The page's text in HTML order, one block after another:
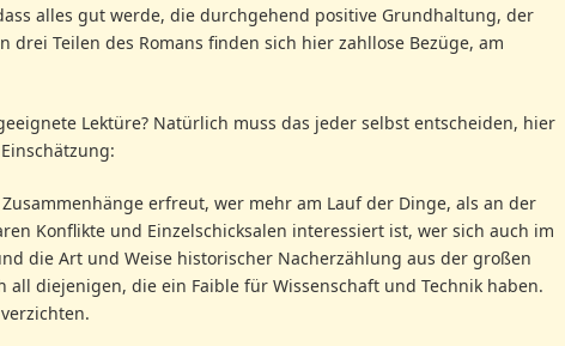
alles gut werde, die durchgehend positive Grundhaltung, der
Teilen des Romans finden sich hier zahllose Bezüge, am
Lektüre? Natürlich muss das jeder selbst entscheiden, hier
erfreut, wer mehr am Lauf der Dinge, als an der
Konflikte und Einzelschicksalen interessiert ist, wer sich auch im
die Art und Weise historischer Nacherzählung aus der großen
all diejenigen, die ein Faible für Wissenschaft und Technik haben.